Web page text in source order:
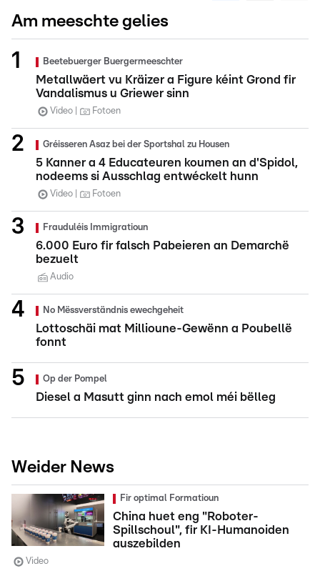
Am meeschte gelies
Beetebuerger Buergermeeschter
Metallwäert vu Kräizer a Figure kéint Grond fir
Vandalismus u Griewer sinn
Video Fotoen
Gréisseren Asaz bei der Sportshal zu Housen
5 Kanner a 4 Educateuren koumen an d'Spidol,
nodeems si Ausschlag entwéckelt hunn
Video Fotoen
Frauduléis Immigratioun
6.000 Euro fir falsch Pabeieren an Demarchë
bezuelt
Audio
No Mëssverständnis ewechgeheit
Lottoschäi mat Millioune-Gewënn a Poubellë
fonnt
Op der Pompel
Diesel a Masutt ginn nach emol méi bëlleg
Weider News
Fir optimal Formatioun
China huet eng "Roboter-
Spillschoul", fir KI-Humanoiden
auszebilden
Video